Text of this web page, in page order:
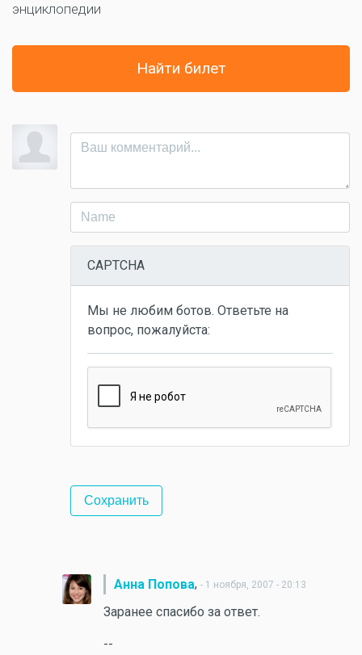
энциклопедии
Найти билет
CAPTCHA
Мы не любим ботов. Ответьте на
вопрос, пожалуйста:
Анна Попова, - 1 ноября, 2007 - 20:13
Заранее спасибо за ответ.
--